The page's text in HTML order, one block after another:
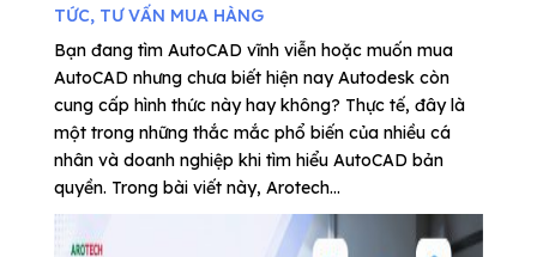
TỨC, TƯ VẤN MUA HÀNG
Bạn đang tìm AutoCAD vĩnh viễn hoặc muốn mua
AutoCAD nhưng chưa biết hiện nay Autodesk còn
cung cấp hình thức này hay không? Thực tế, đây là
một trong những thắc mắc phổ biến của nhiều cá
nhân và doanh nghiệp khi tìm hiểu AutoCAD bản
quyền. Trong bài viết này, Arotech...